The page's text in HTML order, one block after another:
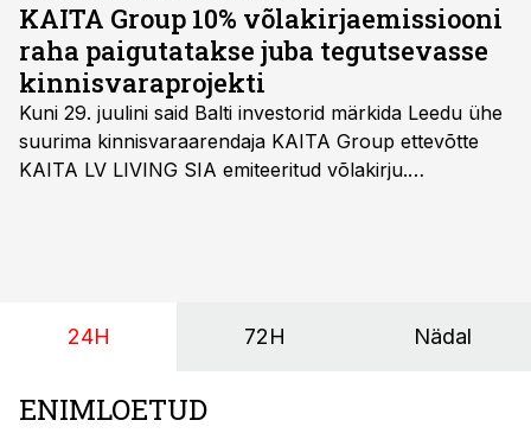
KAITA Group 10% võlakirjaemissiooni
raha paigutatakse juba tegutsevasse
kinnisvaraprojekti
Kuni 29. juulini said Balti investorid märkida Leedu ühe
suurima kinnisvaraarendaja KAITA Group ettevõtte
KAITA LV LIVING SIA emiteeritud võlakirju.
24H 72H Nädal
ENIMLOETUD